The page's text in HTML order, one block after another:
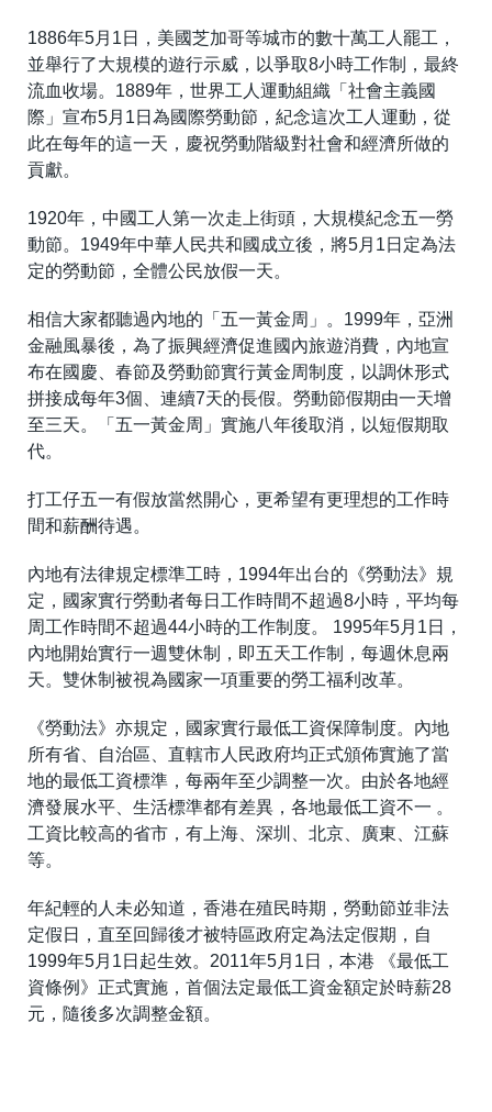
1886年5月1日，美國芝加哥等城市的數十萬工人罷工，
並舉行了大規模的遊行示威，以爭取8小時工作制，最終
流血收場。1889年，世界工人運動組織「社會主義國
際」宣布5月1日為國際勞動節，紀念這次工人運動，從
此在每年的這一天，慶祝勞動階級對社會和經濟所做的
貢獻。
1920年，中國工人第一次走上街頭，大規模紀念五一勞
動節。1949年中華人民共和國成立後，將5月1日定為法
定的勞動節，全體公民放假一天。
相信大家都聽過內地的「五一黃金周」。1999年，亞洲
金融風暴後，為了振興經濟促進國內旅遊消費，內地宣
布在國慶、春節及勞動節實行黃金周制度，以調休形式
拼接成每年3個、連續7天的長假。勞動節假期由一天增
至三天。「五一黃金周」實施八年後取消，以短假期取
代。
打工仔五一有假放當然開心，更希望有更理想的工作時
間和薪酬待遇。
內地有法律規定標準工時，1994年出台的《勞動法》規
定，國家實行勞動者每日工作時間不超過8小時，平均每
周工作時間不超過44小時的工作制度。 1995年5月1日，
內地開始實行一週雙休制，即五天工作制，每週休息兩
天。雙休制被視為國家一項重要的勞工福利改革。
《勞動法》亦規定，國家實行最低工資保障制度。內地
所有省、自治區、直轄市人民政府均正式頒佈實施了當
地的最低工資標準，每兩年至少調整一次。由於各地經
濟發展水平、生活標準都有差異，各地最低工資不一 。
工資比較高的省市，有上海、深圳、北京、廣東、江蘇
等。
年紀輕的人未必知道，香港在殖民時期，勞動節並非法
定假日，直至回歸後才被特區政府定為法定假期，自
1999年5月1日起生效。2011年5月1日，本港 《最低工
資條例》正式實施，首個法定最低工資金額定於時薪28
元，隨後多次調整金額。